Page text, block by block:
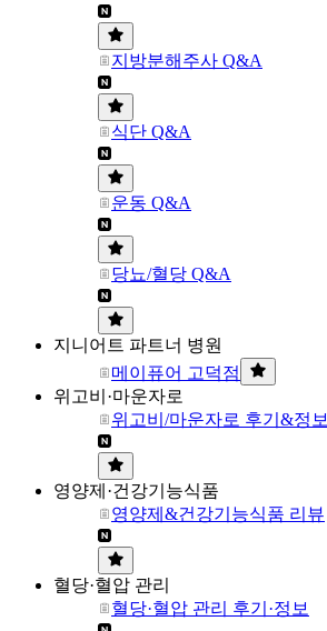
지방분해주사 Q&A
식단 Q&A
운동 Q&A
당뇨/혈당 Q&A
지니어트 파트너 병원
메이퓨어 고덕점
위고비·마운자로
위고비/마운자로 후기&정보
영양제·건강기능식품
영양제&건강기능식품 리뷰
혈당·혈압 관리
혈당·혈압 관리 후기·정보